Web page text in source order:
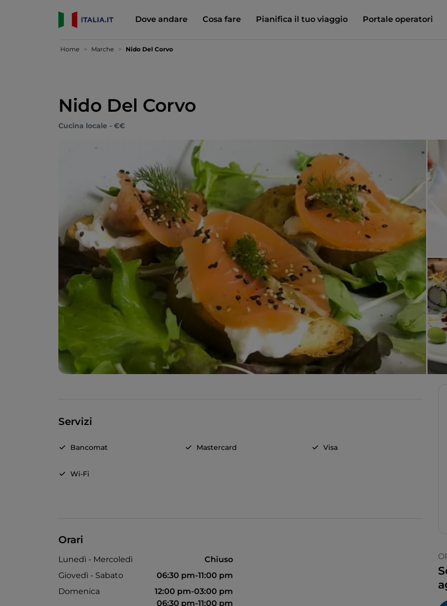
Dove andare Cosa fare Pianifica il tuo viaggio Portale operatori
Home Marche Nido Del Corvo
Nido Del Corvo
Cucina locale - €€
Servizi
Bancomat Mastercard Visa
Wi-Fi
Orari
Lunedì - Mercoledì
Chiuso
Giovedì - Sabato
06:30 pm-11:00 pm
Domenica
12:00 pm-03:00 pm
06:30 pm-11:00 pm